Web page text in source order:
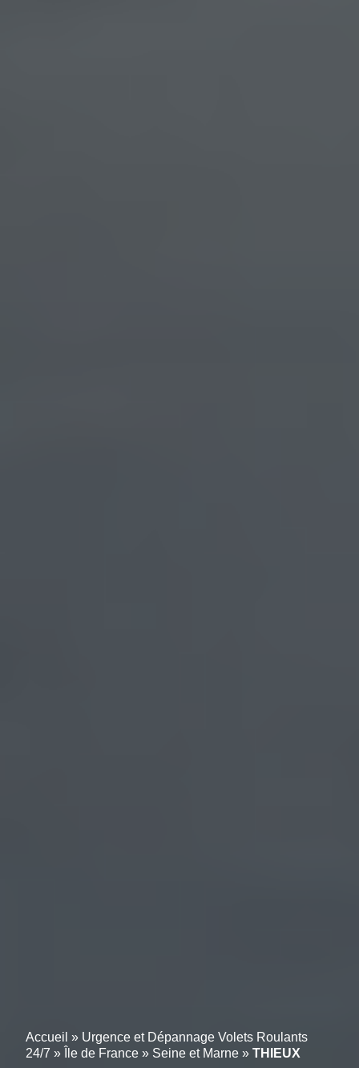
Accueil » Urgence et Dépannage Volets Roulants
24/7 » Île de France » Seine et Marne » THIEUX